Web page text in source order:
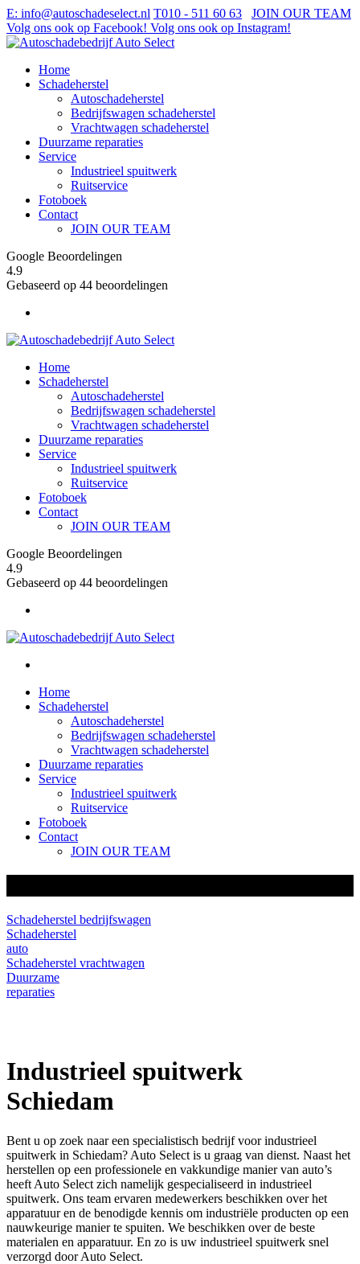
E: info@autoschadeselect.nl T010 - 511 60 63
JOIN OUR TEAM
Volg ons ook op Facebook! Volg ons ook op Instagram!
Home
Schadeherstel
Autoschadeherstel
Bedrijfswagen schadeherstel
Vrachtwagen schadeherstel
Duurzame reparaties
Service
Industrieel spuitwerk
Ruitservice
Fotoboek
Contact
JOIN OUR TEAM
Google Beoordelingen
4.9
Gebaseerd op 44 beoordelingen
Home
Schadeherstel
Autoschadeherstel
Bedrijfswagen schadeherstel
Vrachtwagen schadeherstel
Duurzame reparaties
Service
Industrieel spuitwerk
Ruitservice
Fotoboek
Contact
JOIN OUR TEAM
Google Beoordelingen
4.9
Gebaseerd op 44 beoordelingen
Home
Schadeherstel
Autoschadeherstel
Bedrijfswagen schadeherstel
Vrachtwagen schadeherstel
Duurzame reparaties
Service
Industrieel spuitwerk
Ruitservice
Fotoboek
Contact
JOIN OUR TEAM
Schadeherstel bedrijfswagen
Schadeherstel
auto
Schadeherstel vrachtwagen
Duurzame
reparaties
Industrieel spuitwerk
Schiedam
Bent u op zoek naar een specialistisch bedrijf voor industrieel
spuitwerk in Schiedam? Auto Select is u graag van dienst. Naast het
herstellen op een professionele en vakkundige manier van auto’s
heeft Auto Select zich namelijk gespecialiseerd in industrieel
spuitwerk. Ons team ervaren medewerkers beschikken over het
apparatuur en de benodigde kennis om industriële producten op een
nauwkeurige manier te spuiten. We beschikken over de beste
materialen en apparatuur. En zo is uw industrieel spuitwerk snel
verzorgd door Auto Select.